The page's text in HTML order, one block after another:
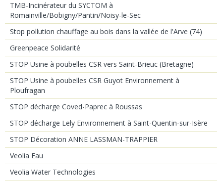
TMB-Incinérateur du SYCTOM à
Romainville/Bobigny/Pantin/Noisy-le-Sec
Stop pollution chauffage au bois dans la vallée de l'Arve (74)
Greenpeace Solidarité
STOP Usine à poubelles CSR vers Saint-Brieuc (Bretagne)
STOP Usine à poubelles CSR Guyot Environnement à
Ploufragan
STOP décharge Coved-Paprec à Roussas
STOP décharge Lely Environnement à Saint-Quentin-sur-Isère
STOP Décoration ANNE LASSMAN-TRAPPIER
Veolia Eau
Veolia Water Technologies